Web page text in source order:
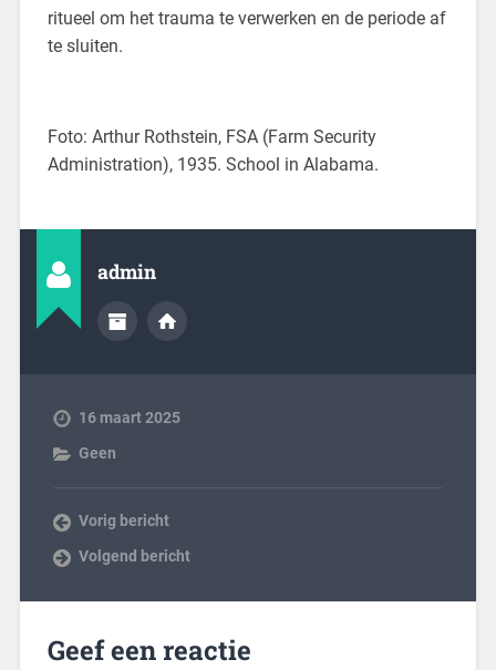
ritueel om het trauma te verwerken en de periode af
te sluiten.
Foto: Arthur Rothstein, FSA (Farm Security
Administration), 1935. School in Alabama.
admin
16 maart 2025
Geen
Vorig bericht
Volgend bericht
Geef een reactie